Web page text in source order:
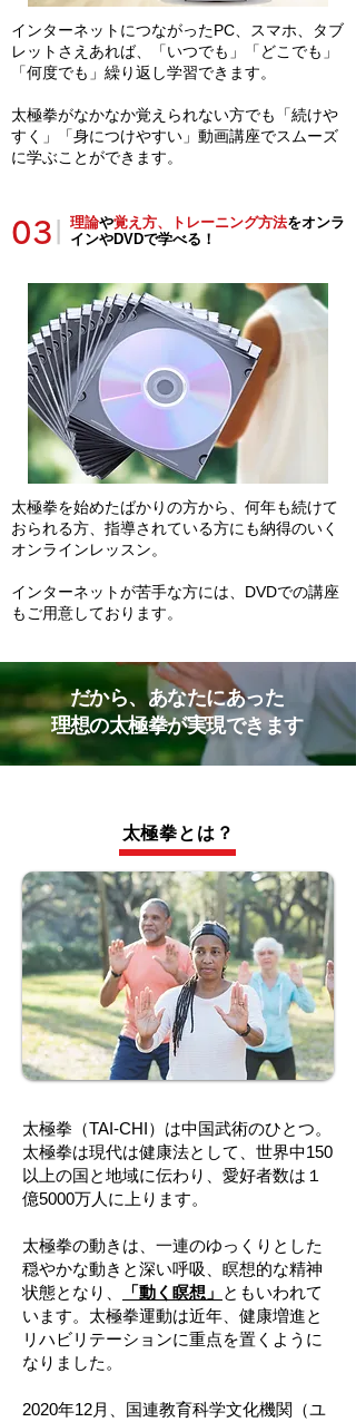
インターネットにつながったPC、スマホ、タブ
レットさえあれば、「いつでも」「どこでも」
「何度でも」繰り返し学習できます。
太極拳がなかなか覚えられない方でも「続けや
すく」「身につけやすい」動画講座でスムーズ
に学ぶことができます。
03 理論や覚え方、トレーニング方法をオンラ
インやDVDで学べる！
太極拳を始めたばかりの方から、何年も続けて
おられる方、指導されている方にも納得のいく
オンラインレッスン。
インターネットが苦手な方には、DVDでの講座
もご用意しております。
だから、あなたにあった
​理想の太極拳が実現できます
太極拳とは？
太極拳（TAI-CHI）は中国武術のひとつ。
太極拳は現代は健康法として、世界中150
以上の国と地域に伝わり、愛好者数は１
億5000万人に上ります。
太極拳の動きは、一連のゆっくりとした
穏やかな動きと深い呼吸、瞑想的な精神
状態となり、
「動く瞑想」 ともいわれて
います。 太極拳運動は近年、健康増進と
リハビリテーションに重点を置くように
なりました。
2020年12月、国連教育科学文化機関（ユ